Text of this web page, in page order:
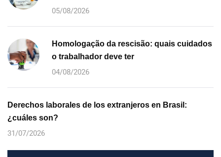
05/08/2026
Homologação da rescisão: quais cuidados
o trabalhador deve ter
04/08/2026
Derechos laborales de los extranjeros en Brasil:
¿cuáles son?
31/07/2026